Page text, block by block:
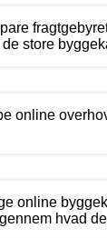
store
online
online
hvad